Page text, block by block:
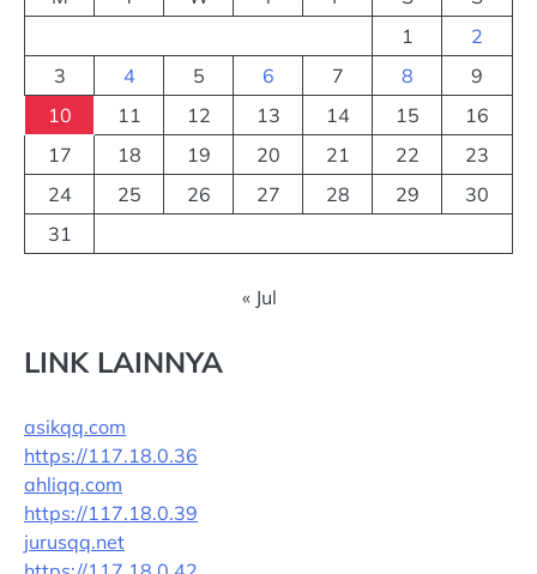
1
2
3
4 5 6 7 8
9
10
11 12 13 14 15
16
17
18 19 20 21 22
23
24
25 26 27 28 29
30
31
« Jul
LINK LAINNYA
asikqq.com
https://117.18.0.36
ahliqq.com
https://117.18.0.39
jurusqq.net